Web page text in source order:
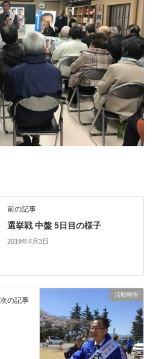
前の記事
選挙戦 中盤 5日目の様子
2019年4月3日
活動報告
次の記事